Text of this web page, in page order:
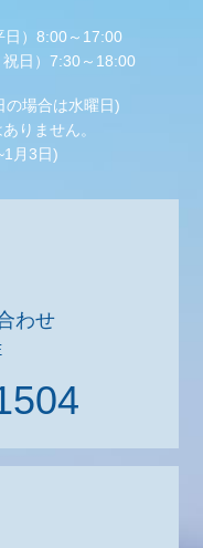
日）8:00～17:00
日）7:30～18:00
の場合は水曜日)
りません。
月3日)
わせ